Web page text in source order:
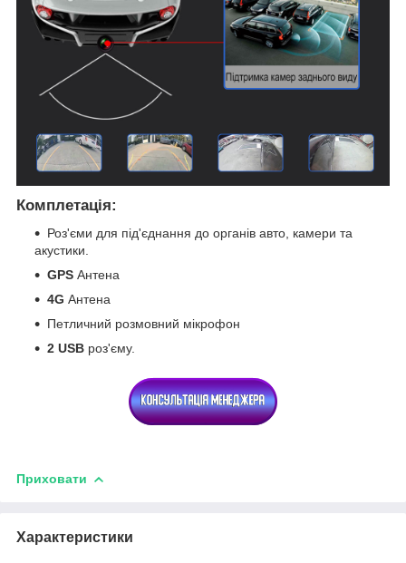
Комплетація:
Роз'єми для під'єднання до органів авто, камери та
акустики.
GPS Антена
4G Антена
Петличний розмовний мікрофон
2 USB роз'єму.
Приховати
Характеристики